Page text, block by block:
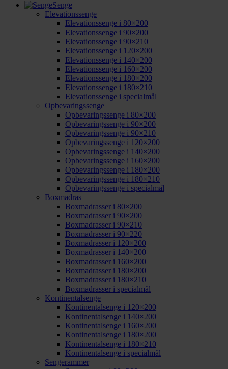
Senge
Elevationssenge
Elevationssenge i 80×200
Elevationssenge i 90×200
Elevationssenge i 90×210
Elevationssenge i 120×200
Elevationssenge i 140×200
Elevationssenge i 160×200
Elevationssenge i 180×200
Elevationssenge i 180×210
Elevationssenge i specialmål
Opbevaringssenge
Opbevaringssenge i 80×200
Opbevaringssenge i 90×200
Opbevaringssenge i 90×210
Opbevaringssenge i 120×200
Opbevaringssenge i 140×200
Opbevaringssenge i 160×200
Opbevaringssenge i 180×200
Opbevaringssenge i 180×210
Opbevaringssenge i specialmål
Boxmadras
Boxmadrasser i 80×200
Boxmadrasser i 90×200
Boxmadrasser i 90×210
Boxmadrasser i 90×220
Boxmadrasser i 120×200
Boxmadrasser i 140×200
Boxmadrasser i 160×200
Boxmadrasser i 180×200
Boxmadrasser i 180×210
Boxmadrasser i specialmål
Kontinentalsenge
Kontinentalsenge i 120×200
Kontinentalsenge i 140×200
Kontinentalsenge i 160×200
Kontinentalsenge i 180×200
Kontinentalsenge i 180×210
Kontinentalsenge i specialmål
Sengerammer